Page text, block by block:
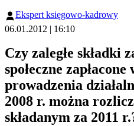
Ekspert księgowo-kadrowy
06.01.2012 | 16:10
Czy zaległe składki
społeczne
prowadzenia
2008 r. można
składanym za 2011